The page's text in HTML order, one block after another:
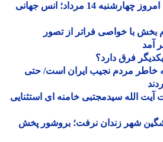
آخرین قیمت طلا و سکه امروز چهارشنبه 14 مرداد؛ انس جهانی
با خواصی فراتر از تصور
فرق دارد؟
خاطر مردم نجیب ایران است/ حتی
الله سیدمجتبی خامنه ای استثنایی
زندان نرفت؛ بروشور پخش